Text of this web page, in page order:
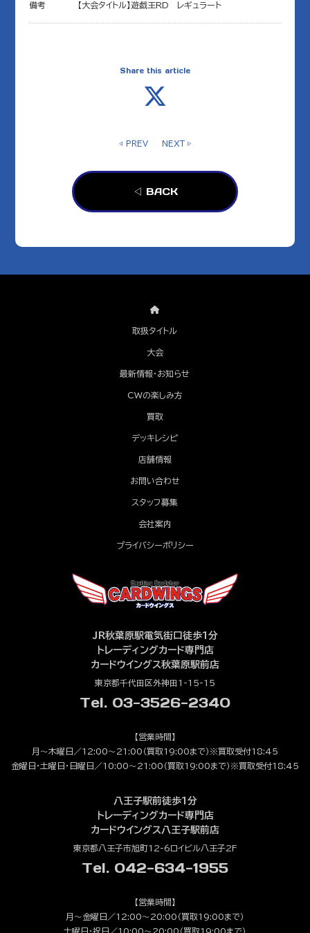
備考 【大会タイトル】遊戯王RD レギュラート
Share this article
◁ PREV NEXT ▷
◁ BACK
取扱タイトル
大会
最新情報・お知らせ
CWの楽しみ方
買取
デッキレシピ
店舗情報
お問い合わせ
スタッフ募集
会社案内
プライバシーポリシー
JR秋葉原駅電気街口徒歩1分
トレーディングカード専門店
カードウイングス秋葉原駅前店
東京都千代田区外神田1-15-15
Tel. 03-3526-2340
【営業時間】
月～木曜日／12:00～21:00（買取19:00まで）※買取受付18:45
金曜日・土曜日・日曜日／10:00～21:00（買取19:00まで）※買取受付18:45
八王子駅前徒歩1分
トレーディングカード専門店
カードウイングス八王子駅前店
東京都八王子市旭町12-6ロイビル八王子2F
Tel. 042-634-1955
【営業時間】
月～金曜日／12:00～20:00（買取19:00まで）
土曜日・祝日／10:00～20:00（買取19:00まで）